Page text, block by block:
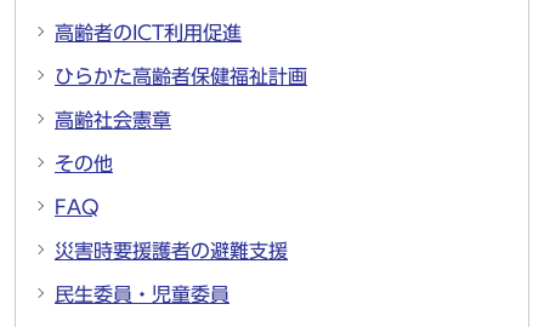
高齢者のICT利用促進
ひらかた高齢者保健福祉計画
高齢社会憲章
その他
FAQ
災害時要援護者の避難支援
民生委員・児童委員